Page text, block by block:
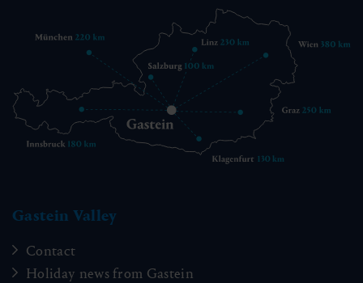
Gastein Valley
Contact
Holiday news from Gastein